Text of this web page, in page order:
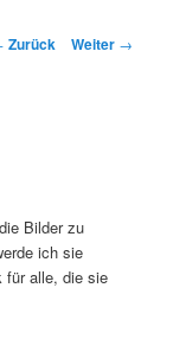
Zurück Weiter →
Bilder zu
ich sie
für alle, die sie